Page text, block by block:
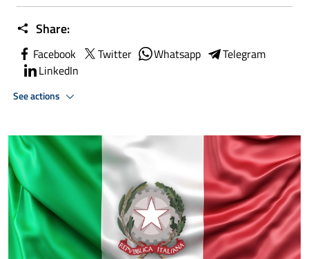
Share:
Facebook Twitter Whatsapp
Telegram
LinkedIn
See actions